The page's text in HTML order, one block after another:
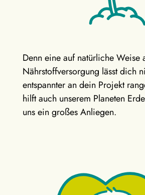
Denn eine auf natürliche Weise
Nährstoffversorgung lässt dich
entspannter an dein Projekt
hilft auch unserem Planeten
uns ein großes Anliegen.